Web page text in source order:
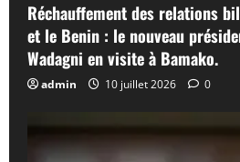
Réchauffement des relations
et le Benin : le nouveau
Wadagni en visite à Bamako.
admin 10 juillet 2026 0